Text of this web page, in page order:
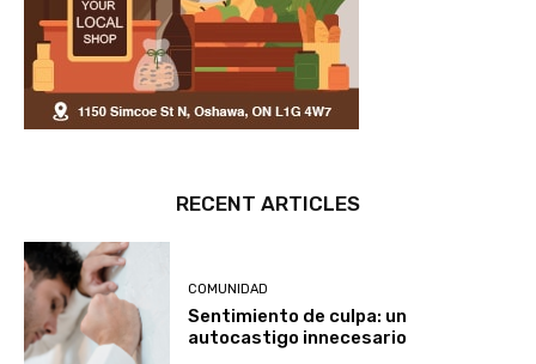
RECENT ARTICLES
COMUNIDAD
Sentimiento de culpa: un
autocastigo innecesario